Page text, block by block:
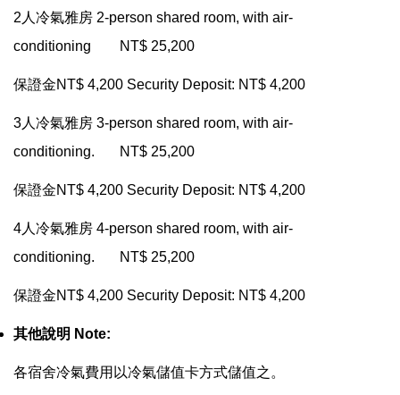
2 人冷氣雅房 2-person shared room, with air-
conditioning NT$ 25,200
保證金NT$ 4,200 Security Deposit: NT$ 4,200
3人冷氣雅房 3-person shared room, with air-
conditioning. NT$ 25,200
保證金NT$ 4,200 Security Deposit: NT$ 4,200
4人冷氣雅房 4-person shared room, with air-
conditioning. NT$ 25,200
保證金NT$ 4,200 Security Deposit: NT$ 4,200
其他說明 Note:
各宿舍冷氣費用以冷氣儲值卡方式儲值之。